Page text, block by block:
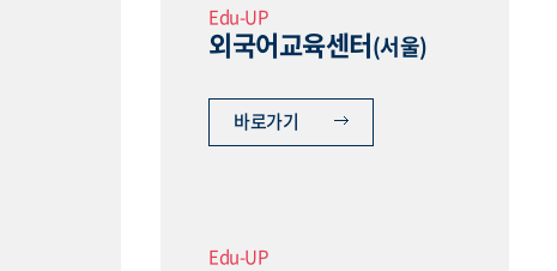
Edu-UP
외국어교육센터(서울)
바로가기
Edu-UP